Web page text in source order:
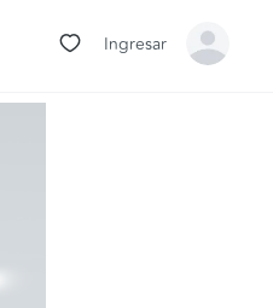
Ingresar